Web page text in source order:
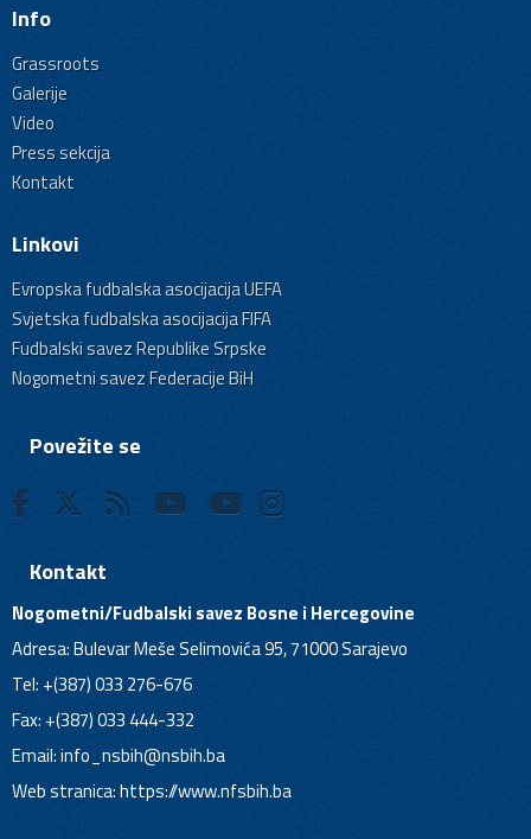
Info
Grassroots
Galerije
Video
Press sekcija
Kontakt
Linkovi
Evropska fudbalska asocijacija UEFA
Svjetska fudbalska asocijacija FIFA
Fudbalski savez Republike Srpske
Nogometni savez Federacije BiH
Povežite se
Kontakt
Nogometni/Fudbalski savez Bosne i Hercegovine
Adresa: Bulevar Meše Selimovića 95, 71000 Sarajevo
Tel: +(387) 033 276-676
Fax: +(387) 033 444-332
Email:info_nsbih@nsbih.ba
Web stranica: https://www.nfsbih.ba